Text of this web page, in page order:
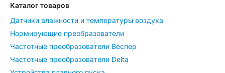
Каталог товаров
Датчики влажности и температуры воздуха
Нормирующие преобразователи
Частотные преобразователи Веспер
Частотные преобразователи Delta